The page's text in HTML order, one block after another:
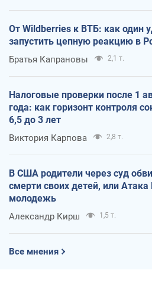
От Wildberries к ВТБ: как один
запустить цепную реакцию в
Братья Капрановы 2,1 т.
Налоговые проверки после 1
года: как горизонт контроля
6,5 до 3 лет
Виктория Карпова 2,8 т.
В США родители через суд
смерти своих детей, или
молодежь
Александр Кирш 1,5 т.
Все мнения